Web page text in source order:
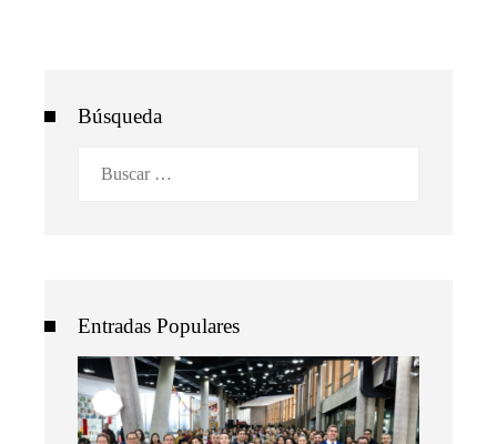
Búsqueda
Entradas Populares